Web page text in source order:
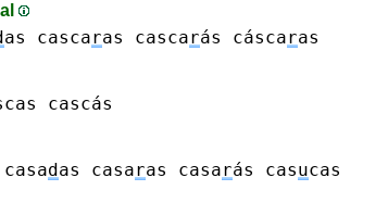
as cascaras cascarás cáscaras
cascás
casadas casaras casarás casucas